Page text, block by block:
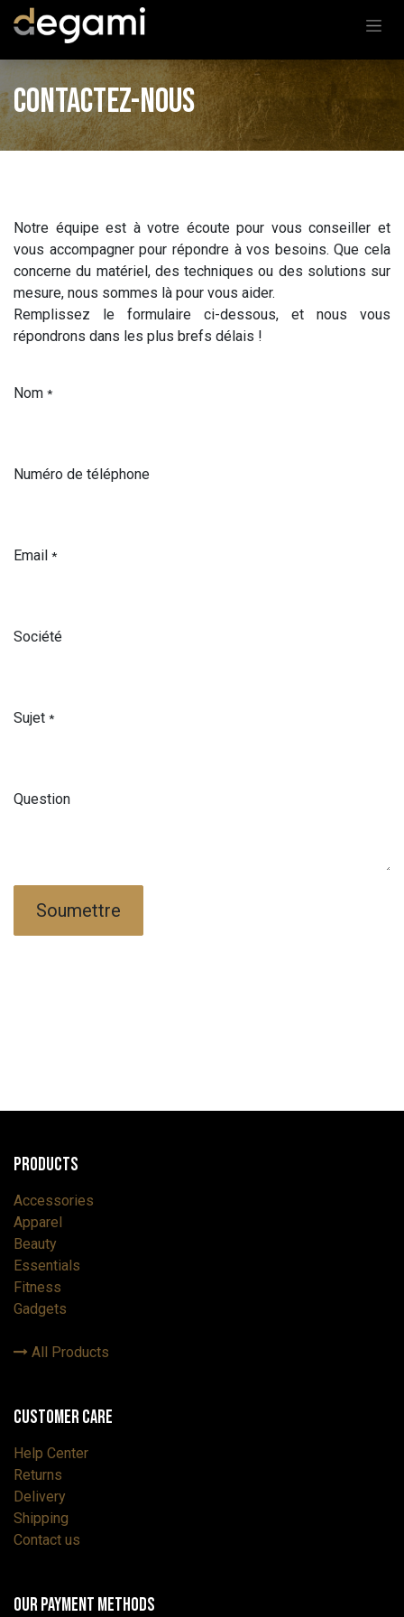
Skip to Content
Contactez-nous
Notre équipe est à votre écoute pour vous conseiller et
vous accompagner pour répondre à vos besoins. Que cela
concerne du matériel, des techniques ou des solutions sur
mesure, nous sommes là pour vous aider.
Remplissez le formulaire ci-dessous, et nous vous
répondrons dans les plus brefs délais !
Nom *
Numéro de téléphone
Email *
Société
Sujet *
Question
Soumettre
Products
Accessories
Apparel
Beauty
Essentials
Fitness
Gadgets
All Products
Customer Care
Help Center
Returns
Delivery
Shipping
Contact us
Our payment methods